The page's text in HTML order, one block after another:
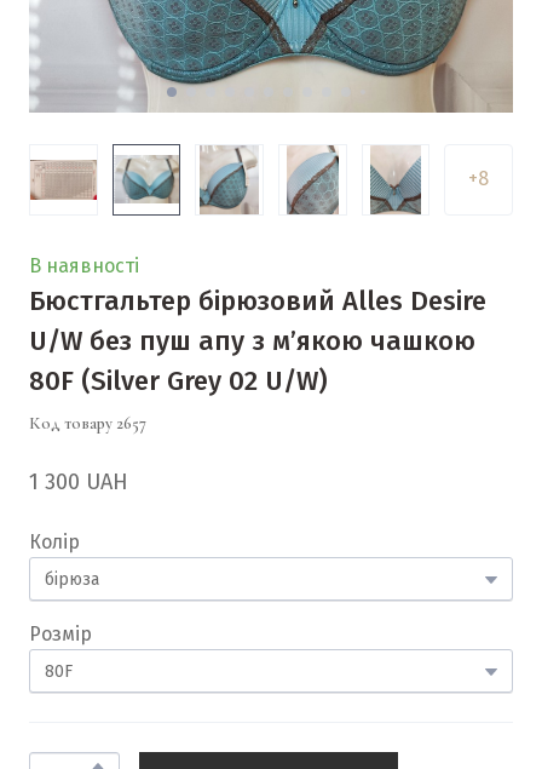
+8
В наявності
Бюстгальтер бірюзовий Alles Desire
U/W без пуш апу з м’якою чашкою
80F (Silver Grey 02 U/W)
Код товару 2657
1 300 UAH
Колір
Розмір